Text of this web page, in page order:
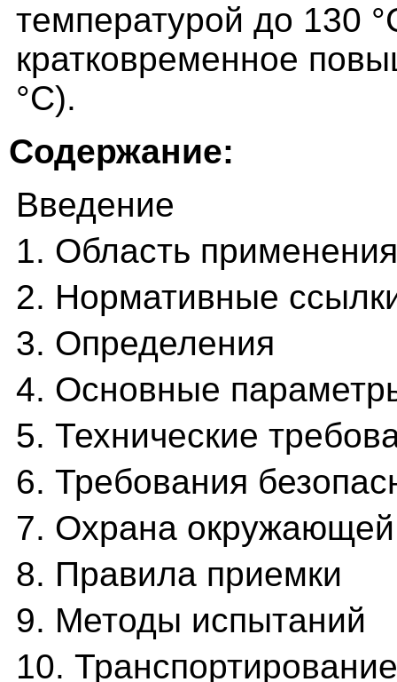
температурой до 130
кратковременное
°С).
Содержание:
Введение
1. Область применения
2. Нормативные
3. Определения
4. Основные
5. Технические
6. Требования
7. Охрана
8. Правила приемки
9. Методы испытаний
10.